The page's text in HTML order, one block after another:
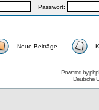
Passwort:
Neue Beiträge
Powered by
Deutsche